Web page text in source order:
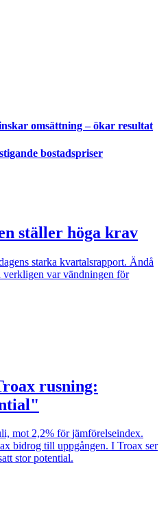
omsättning – ökar resultat
bostadspriser
ställer höga krav
starka kvartalsrapport. Ändå
verkligen var vändningen för
rusning:
mot 2,2% för jämförelseindex.
bidrog till uppgången. I Troax ser
stor potential.